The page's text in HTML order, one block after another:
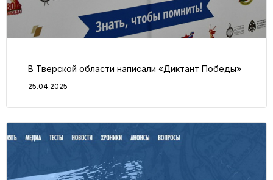
В Тверской области написали «Диктант Победы»
25.04.2025